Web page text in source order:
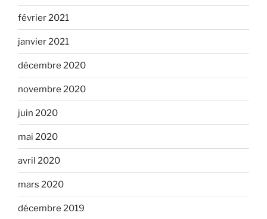
février 2021
janvier 2021
décembre 2020
novembre 2020
juin 2020
mai 2020
avril 2020
mars 2020
décembre 2019